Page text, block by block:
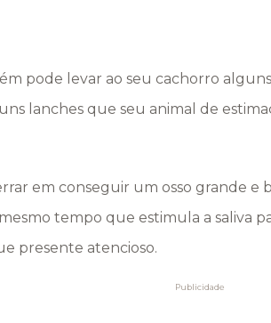
pode levar ao seu cachorro
lanches que seu animal de
em conseguir um osso grande
tempo que estimula a saliva
presente atencioso.
Publicidade